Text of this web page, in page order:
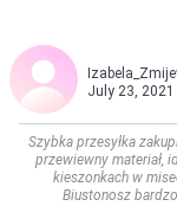
July 23, 2021
Szybka przesyłka
przewiewny materiał,
kieszonkach w
Biustonosz